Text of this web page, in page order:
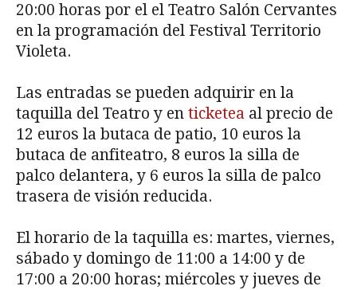
20:00 horas por el el Teatro Salón Cervantes
en la programación del Festival Territorio
Violeta.
Las entradas se pueden adquirir en la
taquilla del Teatro y en ticketea al precio de
12 euros la butaca de patio, 10 euros la
butaca de anfiteatro, 8 euros la silla de
palco delantera, y 6 euros la silla de palco
trasera de visión reducida.
El horario de la taquilla es: martes, viernes,
sábado y domingo de 11:00 a 14:00 y de
17:00 a 20:00 horas; miércoles y jueves de